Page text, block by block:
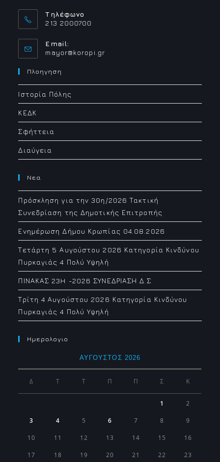
Τηλέφωνο
213 2000700
Email:
mayor@koropi.grOpens
Πλοηγηση
Ιστορία Πόλης
ΚΕΔΚ
Σφήττεια
Διαύγεια
Νεα
Πρόσκληση για την 30η/2026 Τακτική
Συνεδρίαση της Δημοτικής Επιτροπής
Ενημέρωση Δήμου Κρωπίας 04.08.2026
Τετάρτη 5 Αυγούστου 2026 Κατηγορία Κινδύνου
Πυρκαγιάς 4 Πολύ Υψηλή
ΠΙΝΑΚΑΣ 23H -2026 ΣΥΝΕΔΡΙΑΣΗ Δ.Σ
Τρίτη 4 Αυγούστου 2026 Κατηγορία Κινδύνου
Πυρκαγιάς 4 Πολύ Υψηλή
Ημερολογιο
ΑΎΓΟΥΣΤΟΣ 2026
Δ Τ Τ Π Π Σ Κ
1 2
3 4 5 6 7 8 9
10 11 12 13 14 15 16
17 18 19 20 21 22 23